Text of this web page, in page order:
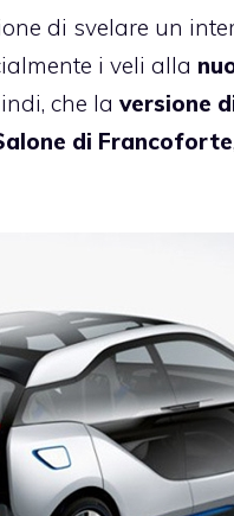
di svelare un
i veli alla
che la versione
di Francoforte